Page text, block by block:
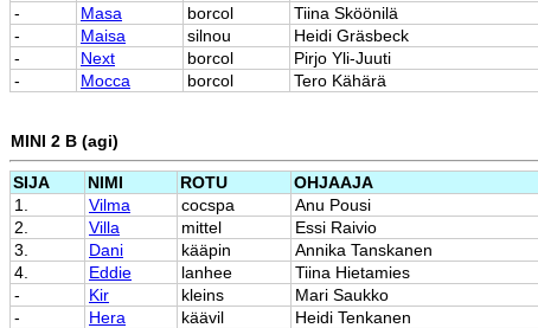
-
Masa borcol Tiina Sköönilä
-
Maisa silnou Heidi Gräsbeck
-
Next borcol Pirjo Yli-Juuti
-
Mocca borcol Tero Kähärä
MINI 2 B (agi)
SIJA NIMI ROTU OHJAAJA
1.
Vilma cocspa Anu Pousi
2.
Villa mittel Essi Raivio
3.
Dani kääpin Annika Tanskanen
4.
Eddie lanhee Tiina Hietamies
-
Kir kleins Mari Saukko
-
Hera käävil Heidi Tenkanen